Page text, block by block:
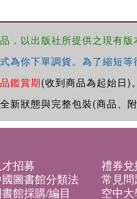
以出版社所提供之現有
為你下單調貨。為了縮短
鑑賞期(收到商品為起始日)。
狀態與完整包裝(商品、
才招募 禮券兌
圖書館分類法 常見問
館採購/編目 空中